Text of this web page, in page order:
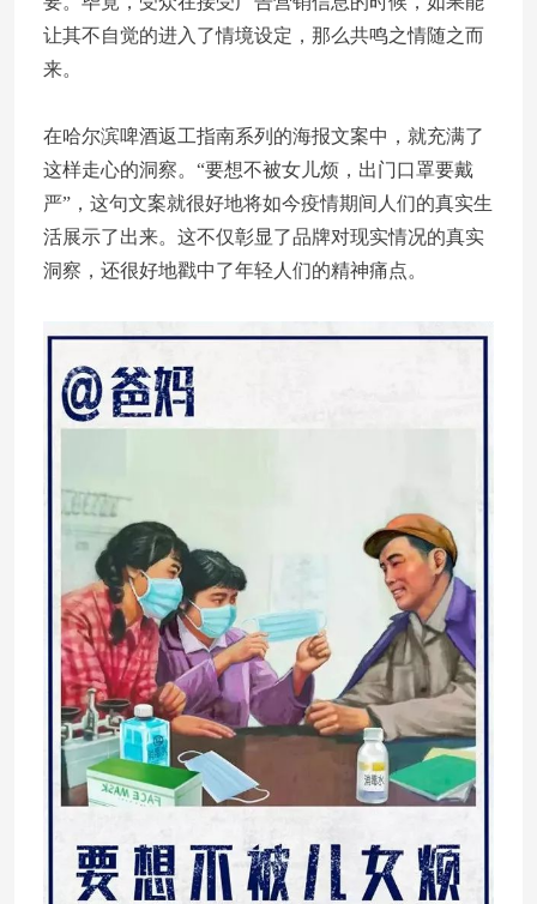
让其不自觉的进入了情境设定，那么共鸣之情随之而
来。
在哈尔滨啤酒返工指南系列的海报文案中，就充满了
这样走心的洞察。“要想不被女儿烦，出门口罩要戴
严”，这句文案就很好地将如今疫情期间人们的真实生
活展示了出来。这不仅彰显了品牌对现实情况的真实
洞察，还很好地戳中了年轻人们的精神痛点。